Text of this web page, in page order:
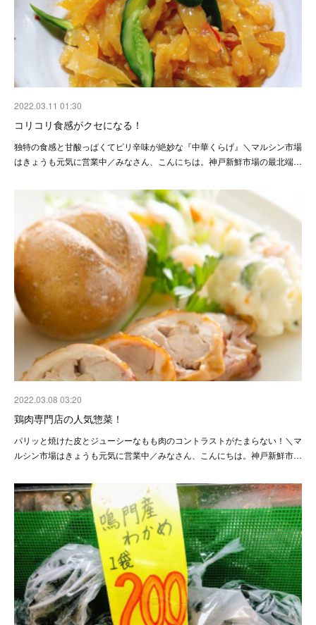
2022.03.11 01:30
コリコリ食感がクセになる！
独特の食感と甘酸っぱくてピリ辛味が絶妙な『中華くらげ』＼マルシン市場
はきょうも元気に営業中／みなさん、こんにちは。神戸新鮮市場の最北端…
2022.03.08 03:20
鶏肉専門店の人気惣菜！
パリッと焼けた皮とジューシーなもも肉のコントラストがたまらない！＼マ
ルシン市場はきょうも元気に営業中／みなさん、こんにちは。神戸新鮮市…